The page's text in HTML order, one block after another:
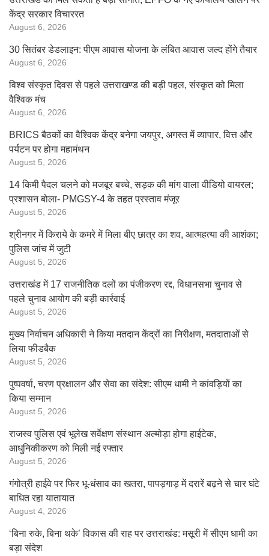
केंद्र सरकार विचाररत
August 6, 2026
30 सितंबर डेडलाइन: पीएम आवास योजना के लंबित आवास जल्द होंगे तैयार
August 6, 2026
विश्व संस्कृत दिवस से पहले उत्तराखण्ड की बड़ी पहल, संस्कृत को मिला
वैश्विक मंच
August 6, 2026
BRICS बैठकों का वैश्विक केंद्र बनेगा जयपुर, अगस्त में व्यापार, वित्त और
पर्यटन पर होगा महामंथन
August 5, 2026
14 किमी पैदल चलने को मजबूर बच्चे, सड़क की मांग वाला वीडियो वायरल;
प्रशासन बोला- PMGSY-4 के तहत प्रस्ताव मंजूर
August 5, 2026
श्रीनगर में किराये के कमरे में मिला बीए छात्र का शव, आत्महत्या की आशंका;
पुलिस जांच में जुटी
August 5, 2026
उत्तराखंड में 17 राजनीतिक दलों का पंजीकरण रद्द, विधानसभा चुनाव से
पहले चुनाव आयोग की बड़ी कार्रवाई
August 5, 2026
मुख्य निर्वाचन अधिकारी ने किया मतदान केंद्रों का निरीक्षण, मतदाताओं से
लिया फीडबैक
August 5, 2026
पुष्पवर्षा, चरण प्रक्षालन और सेवा का संदेश: सीएम धामी ने कांवड़ियों का
किया सम्मान
August 5, 2026
राजस्व पुलिस एवं भूलेख सर्वेक्षण संस्थान अल्मोड़ा होगा हाईटेक,
आधुनिकीकरण को मिली नई रफ्तार
August 5, 2026
गंगोत्री हाईवे पर फिर भू-धंसाव का खतरा, पापड़गाड़ में दरारें बढ़ने से चार घंटे
बाधित रहा यातायात
August 4, 2026
‘बिना रुके, बिना थके’ विकास की राह पर उत्तराखंड: मसूरी में सीएम धामी का
बड़ा संदेश